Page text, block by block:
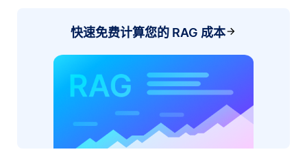
快速免费计算您的 RAG 成本